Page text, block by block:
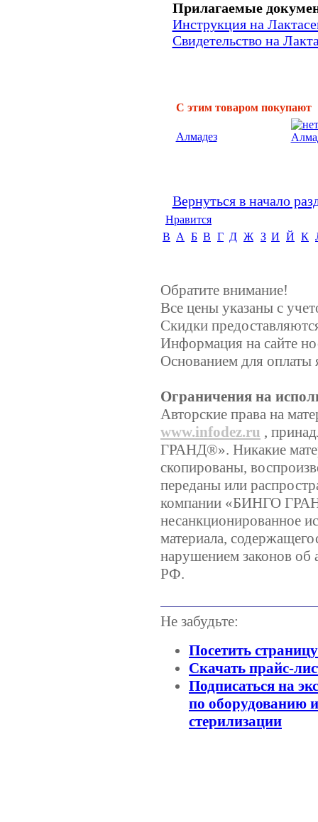
Прилагаемые
Инструкция на
Свидетельство на
С этим товаром покупают
Алмадез
Вернуться в начало
Нравится
B А Б В Г Д Ж З И Й К
Обратите внимание!
Все цены указаны с
Скидки
Информация на сайте
Основанием для оплаты
Ограничения на
Авторские права на
www.infodez.ru ,
ГРАНД®». Никакие
скопированы,
переданы или
компании «БИНГО
несанкционированное
материала,
нарушением законов об
РФ.
Не забудьте:
Посетить
Скачать прайс-
Подписаться на
по оборудованию
стерилизации